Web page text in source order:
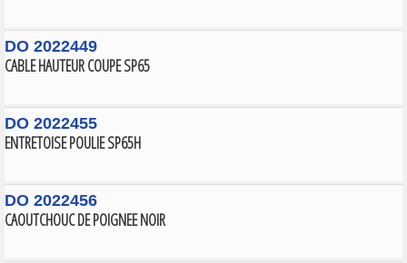
DO 2022449
CABLE HAUTEUR COUPE SP65
DO 2022455
ENTRETOISE POULIE SP65H
DO 2022456
CAOUTCHOUC DE POIGNEE NOIR